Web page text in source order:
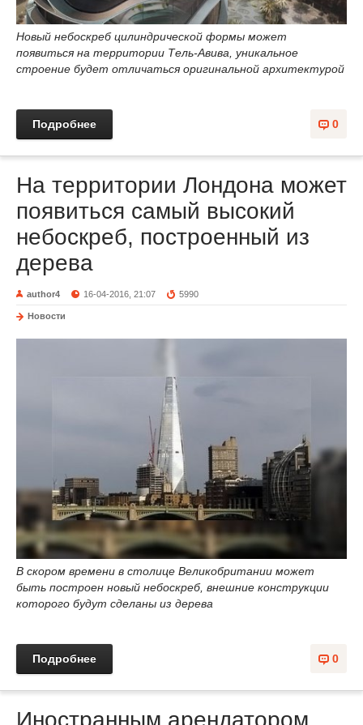
Новый небоскреб цилиндрической формы может
появиться на территории Тель-Авива, уникальное
строение будет отличаться оригинальной архитектурой
0
Подробнее
На территории Лондона может
появиться самый высокий
небоскреб, построенный из
дерева
author4 16-04-2016, 21:07 5990
Новости
В скором времени в столице Великобритании может
быть построен новый небоскреб, внешние конструкции
которого будут сделаны из дерева
0
Подробнее
Иностранным арендатором